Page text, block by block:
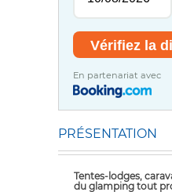
En partenariat avec
PRÉSENTATION
Tentes-lodges,
du glamping tout